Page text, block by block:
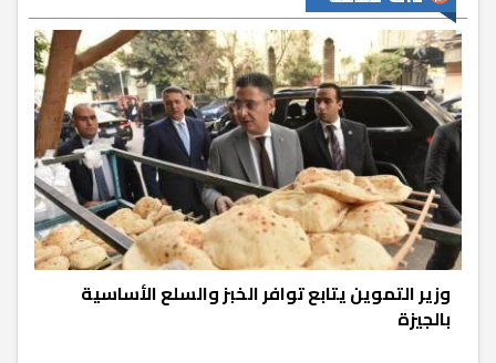
وزير التموين يتابع توافر الخبز والسلع الأساسية
بالجيزة